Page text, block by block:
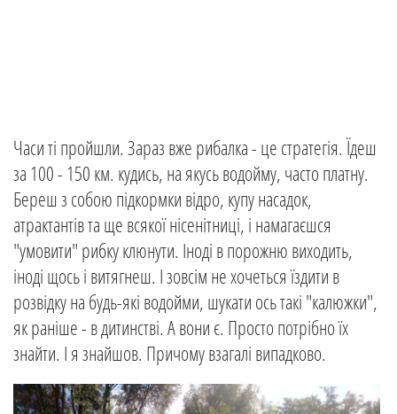
Часи ті пройшли. Зараз вже рибалка - це стратегія. Їдеш
за 100 - 150 км. кудись, на якусь водойму, часто платну.
Береш з собою підкормки відро, купу насадок,
атрактантів та ще всякої нісенітниці, і намагаєшся
"умовити" рибку клюнути. Іноді в порожню виходить,
іноді щось і витягнеш. І зовсім не хочеться їздити в
розвідку на будь-які водойми, шукати ось такі "калюжки",
як раніше - в дитинстві. А вони є. Просто потрібно їх
знайти. І я знайшов. Причому взагалі випадково.